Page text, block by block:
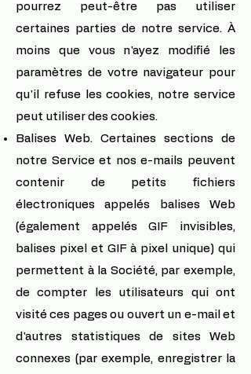
pourrez peut-être pas utiliser
certaines parties de notre service. À
moins que vous n'ayez modifié les
paramètres de votre navigateur pour
qu'il refuse les cookies, notre service
peut utiliser des cookies.
Balises Web. Certaines sections de
notre Service et nos e-mails peuvent
contenir de petits fichiers
électroniques appelés balises Web
(également appelés GIF invisibles,
balises pixel et GIF à pixel unique) qui
permettent à la Société, par exemple,
de compter les utilisateurs qui ont
visité ces pages ou ouvert un e-mail et
d'autres statistiques de sites Web
connexes (par exemple, enregistrer la